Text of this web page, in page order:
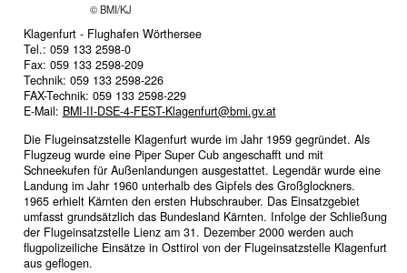
© BMI/KJ
Klagenfurt - Flughafen Wörthersee
Tel.: 059 133 2598-0
Fax: 059 133 2598-209
Technik: 059 133 2598-226
FAX-Technik: 059 133 2598-229
E-Mail: BMI-II-DSE-4-FEST-Klagenfurt@bmi.gv.at
Die Flugeinsatzstelle Klagenfurt wurde im Jahr 1959 gegründet. Als
Flugzeug wurde eine Piper Super Cub angeschafft und mit
Schneekufen für Außenlandungen ausgestattet. Legendär wurde eine
Landung im Jahr 1960 unterhalb des Gipfels des Großglockners.
1965 erhielt Kärnten den ersten Hubschrauber. Das Einsatzgebiet
umfasst grundsätzlich das Bundesland Kärnten. Infolge der Schließung
der Flugeinsatzstelle Lienz am 31. Dezember 2000 werden auch
flugpolizeiliche Einsätze in Osttirol von der Flugeinsatzstelle Klagenfurt
aus geflogen.